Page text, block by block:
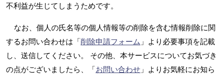
不利益が生じてしまうためです。
なお、個人の氏名等の個人情報等の削除を含む情報削除に関
するお問い合わせは「削除申請フォーム 」より必要事項を記載
し、送信してください。 その他、本サービスについてお気づき
の点がございましたら、「お問い合わせ 」よりお気軽にお知ら